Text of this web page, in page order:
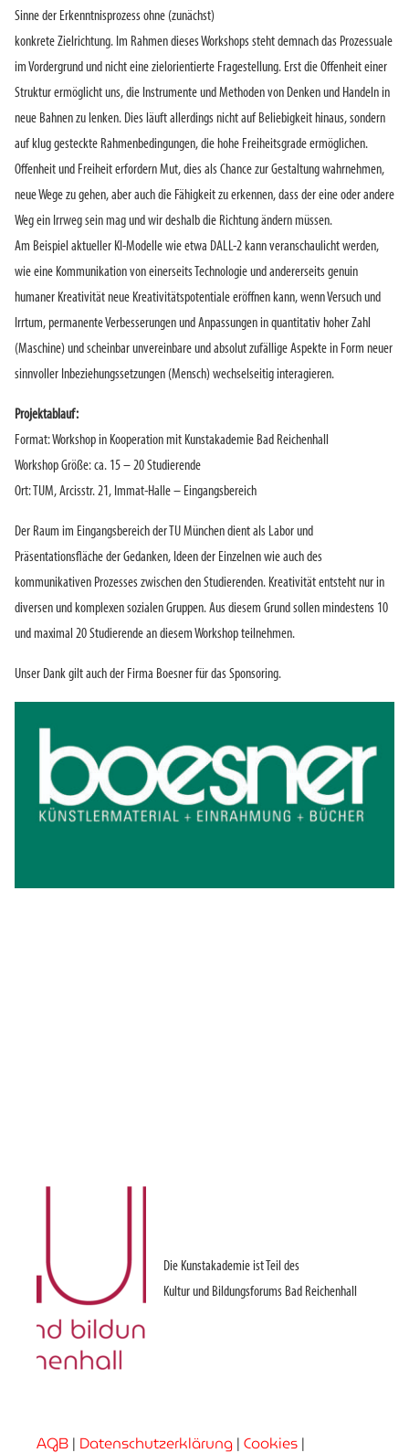
Sinne der Erkenntnisprozess ohne (zunächst)
konkrete Zielrichtung. Im Rahmen dieses Workshops steht demnach das Prozessuale
im Vordergrund und nicht eine zielorientierte Fragestellung. Erst die Offenheit einer
Struktur ermöglicht uns, die Instrumente und Methoden von Denken und Handeln in
neue Bahnen zu lenken. Dies läuft allerdings nicht auf Beliebigkeit hinaus, sondern
auf klug gesteckte Rahmenbedingungen, die hohe Freiheitsgrade ermöglichen.
Offenheit und Freiheit erfordern Mut, dies als Chance zur Gestaltung wahrnehmen,
neue Wege zu gehen, aber auch die Fähigkeit zu erkennen, dass der eine oder andere
Weg ein Irrweg sein mag und wir deshalb die Richtung ändern müssen.
Am Beispiel aktueller KI-Modelle wie etwa DALL-2 kann veranschaulicht werden,
wie eine Kommunikation von einerseits Technologie und andererseits genuin
humaner Kreativität neue Kreativitätspotentiale eröffnen kann, wenn Versuch und
Irrtum, permanente Verbesserungen und Anpassungen in quantitativ hoher Zahl
(Maschine) und scheinbar unvereinbare und absolut zufällige Aspekte in Form neuer
sinnvoller Inbeziehungssetzungen (Mensch) wechselseitig interagieren.
Projektablauf:
Format: Workshop in Kooperation mit Kunstakademie Bad Reichenhall
Workshop Größe: ca. 15 – 20 Studierende
Ort: TUM, Arcisstr. 21, Immat-Halle – Eingangsbereich
Der Raum im Eingangsbereich der TU München dient als Labor und
Präsentationsfläche der Gedanken, Ideen der Einzelnen wie auch des
kommunikativen Prozesses zwischen den Studierenden. Kreativität entsteht nur in
diversen und komplexen sozialen Gruppen. Aus diesem Grund sollen mindestens 10
und maximal 20 Studierende an diesem Workshop teilnehmen.
Unser Dank gilt auch der Firma Boesner für das Sponsoring.
Die Kunstakademie ist Teil des
Kultur und Bildungsforums Bad Reichenhall
AGB | Datenschutzerklärung | Cookies |